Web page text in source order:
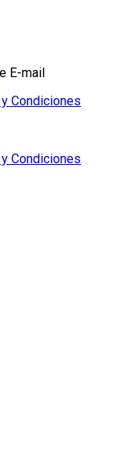
E-mail
Condiciones
Condiciones